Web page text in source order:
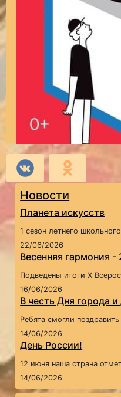
Новости
Планета искусств
1 сезон летнего
22/06/2026
Весенняя гармония -
Подведены итоги X
16/06/2026
В честь Дня города
Ребята смогли
14/06/2026
День России!
12 июня наша страна
14/06/2026